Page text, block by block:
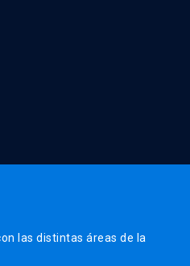
las distintas áreas de la